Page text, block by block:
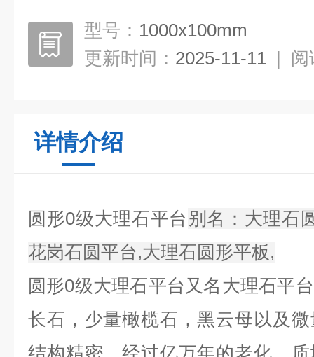
型号： 1000x100mm
更新时间： 2025-11-11 | 阅
详情介绍
圆形0级大理石平台​ 别名：大理石
花岗石圆平台,大理石圆形平板,
圆形0级大理石平台又名大理石平
长石，少量橄榄石，黑云母以及
结构精密，经过亿万年的老化，